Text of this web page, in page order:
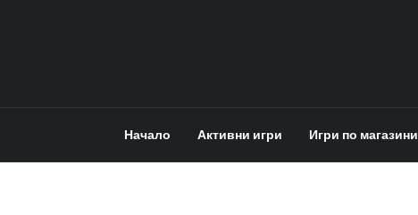
Начало Активни игри Игри по магазини